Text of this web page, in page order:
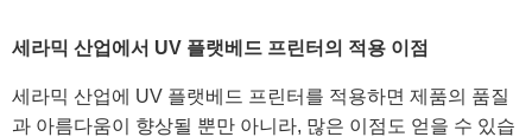
세라믹 산업에서 UV 플랫베드 프린터의 적용 이점
세라믹 산업에 UV 플랫베드 프린터를 적용하면 제품의 품질
과 아름다움이 향상될 뿐만 아니라, 많은 이점도 얻을 수 있습